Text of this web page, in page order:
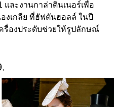
และงานกาล่าดินเนอร์เพื่อ
งเกลีย ที่ฮัฟตันฮอลล์ ในปี
รื่องประดับช่วยให้รูปลักษณ์